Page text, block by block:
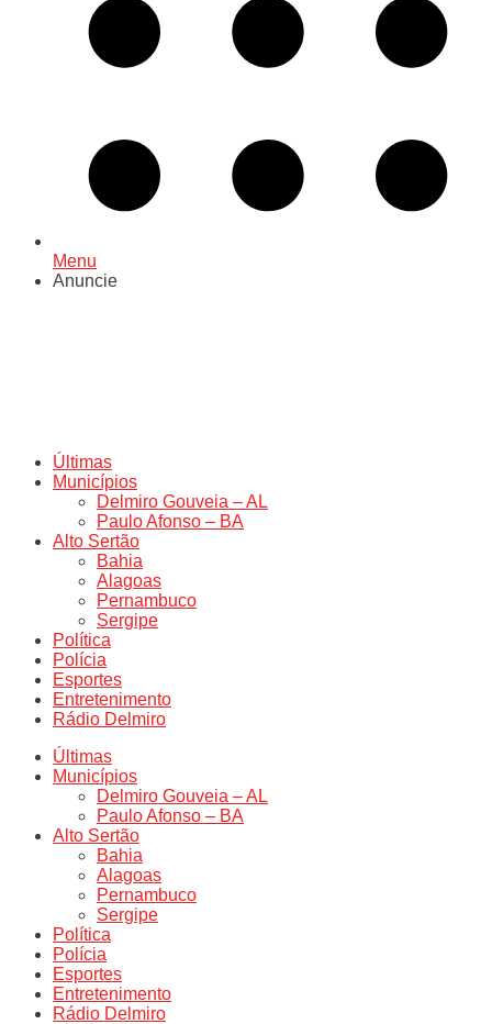
Menu
Anuncie
Últimas
Municípios
Delmiro Gouveia – AL
Paulo Afonso – BA
Alto Sertão
Bahia
Alagoas
Pernambuco
Sergipe
Política
Polícia
Esportes
Entretenimento
Rádio Delmiro
Últimas
Municípios
Delmiro Gouveia – AL
Paulo Afonso – BA
Alto Sertão
Bahia
Alagoas
Pernambuco
Sergipe
Política
Polícia
Esportes
Entretenimento
Rádio Delmiro